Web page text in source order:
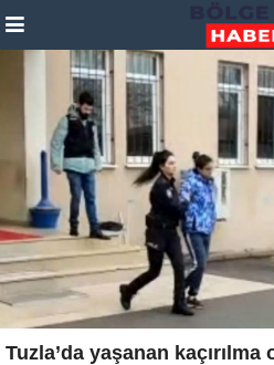
Tuzla’da yaşanan